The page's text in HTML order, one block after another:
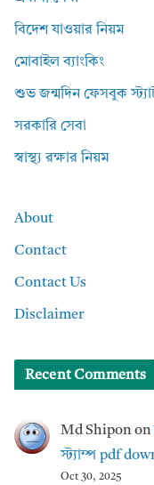
বিদেশ যাওয়ার নিয়ম
মোবাইল ব্যাংকিং
শুভ জন্মদিন ফেসবুক
সরকারি সেবা
স্বাস্থ্য রক্ষার নিয়ম
About
Contact
Contact Us
Disclaimer
Recent Comments
Md Shiponon
স্ট্যাম্প pdf
Oct 30, 2025